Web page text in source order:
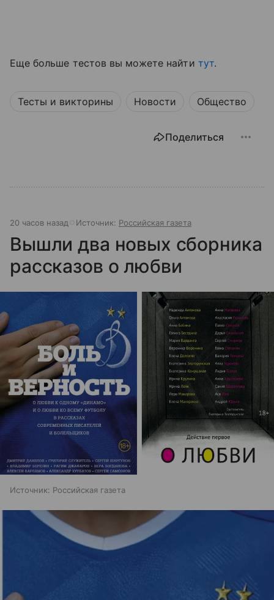
Еще больше тестов вы можете найти тут.
Тесты и викторины Новости Общество
Поделиться
20 часов назад Источник: Российская газета
Вышли два новых сборника
рассказов о любви
Источник: Российская газета